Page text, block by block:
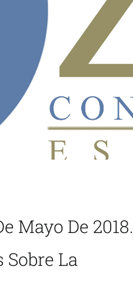
Mayo De 2018.
Sobre La